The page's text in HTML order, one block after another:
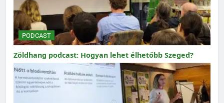
PODCAST
Zöldhang podcast: Hogyan lehet élhetőbb Szeged?